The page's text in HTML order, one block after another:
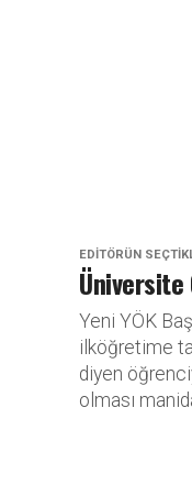
EDITÖRÜN
Yeni YÖK
ilköğretime
diyen
olması